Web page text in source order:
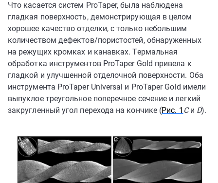
Что касается систем ProTaper, была наблюдена
гладкая поверхность, демонстрирующая в целом
хорошее качество отделки, с только небольшим
количеством дефектов/пористостей, обнаруженных
на режущих кромках и канавках. Термальная
обработка инструментов ProTaper Gold привела к
гладкой и улучшенной отделочной поверхности. Оба
инструмента ProTaper Universal и ProTaper Gold имели
выпуклое треугольное поперечное сечение и легкий
закругленный угол перехода на кончике (Рис. 1 Cи D).